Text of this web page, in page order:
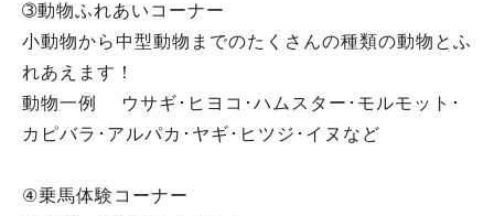
➂動物ふれあいコーナー
小動物から中型動物までのたくさんの種類の動物とふ
れあえます！
動物一例 ウサギ･ヒヨコ･ハムスター･モルモット･
カピバラ･アルパカ･ヤギ･ヒツジ･イヌなど
④乗馬体験コーナー